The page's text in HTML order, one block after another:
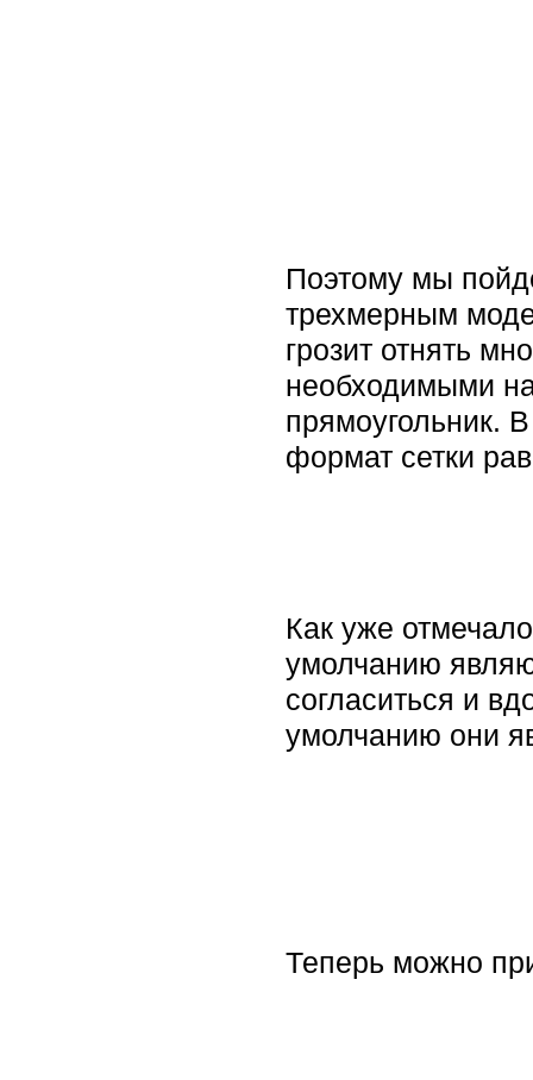
Поэтому мы
трехмерным
грозит отнять
необходимыми
прямоугольник.
формат сетки
Как уже
умолчанию
согласиться и
умолчанию они
Теперь можно